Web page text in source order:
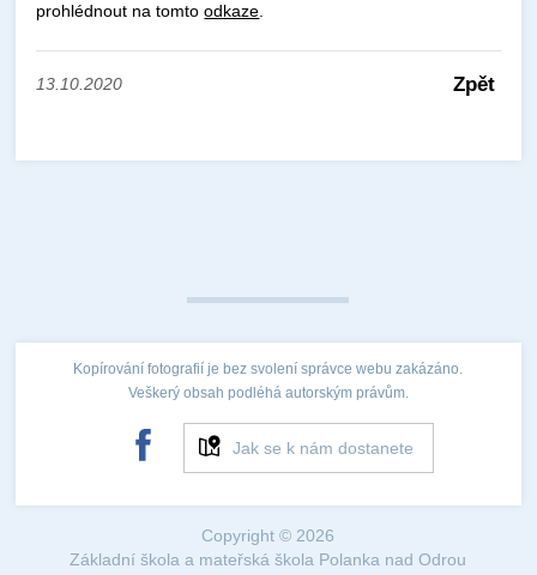
prohlédnout na tomtoodkaze
13.10.2020 Zpět
Kopírování fotografií je bez svolení správce webu zakázáno.
Veškerý obsah podléhá autorským právům.
Jak se k nám dostanete
Copyright © 2026
Základní škola a mateřská škola Polanka nad Odrou